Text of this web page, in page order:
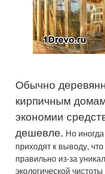
Обычно
кирпичным
экономии
дешевле. Но
приходят к выводу,
правильно из-за
экологической